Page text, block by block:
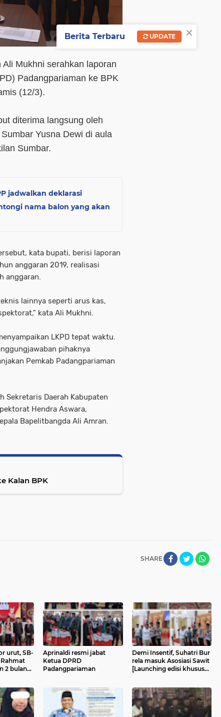
Mukhni serahkan laporan
Padangpariaman ke BPK
(12/3).
diterima langsung oleh
Yusna Dewi di aula
Sumbar.
jadwalkan deklarasi
nama balon yang akan
kata bupati, berisi laporan
anggaran 2019, realisasi
anggaran.
lainnya seperti arus kas,
kata Ali Mukhni.
LKPD tepat waktu.
pihaknya
Pemkab Padangpariaman
Sekretaris Daerah Kabupaten
Hendra Aswara,
Bapelitbangda Ali Amran.
Kalan BPK
SHARE
urut, SB-
2 bulan
Aprinaldi resmi jabat
Ketua DPRD
Padangpariaman
Demi Insentif, Suhatri Bur
rela masuk Asosiasi Sawit
[Launching edisi khusus
×
Berita Terbaru UPDATE